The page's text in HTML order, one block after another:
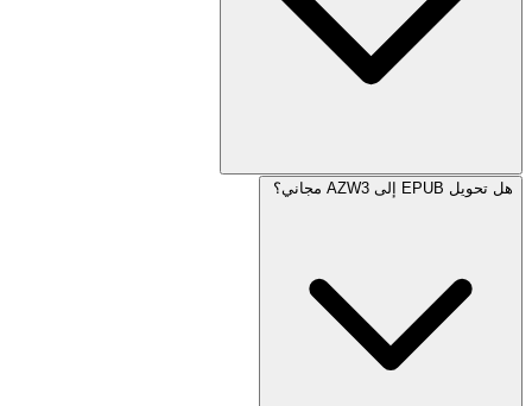
هل تحويل EPUB إلى AZW3 مجاني؟